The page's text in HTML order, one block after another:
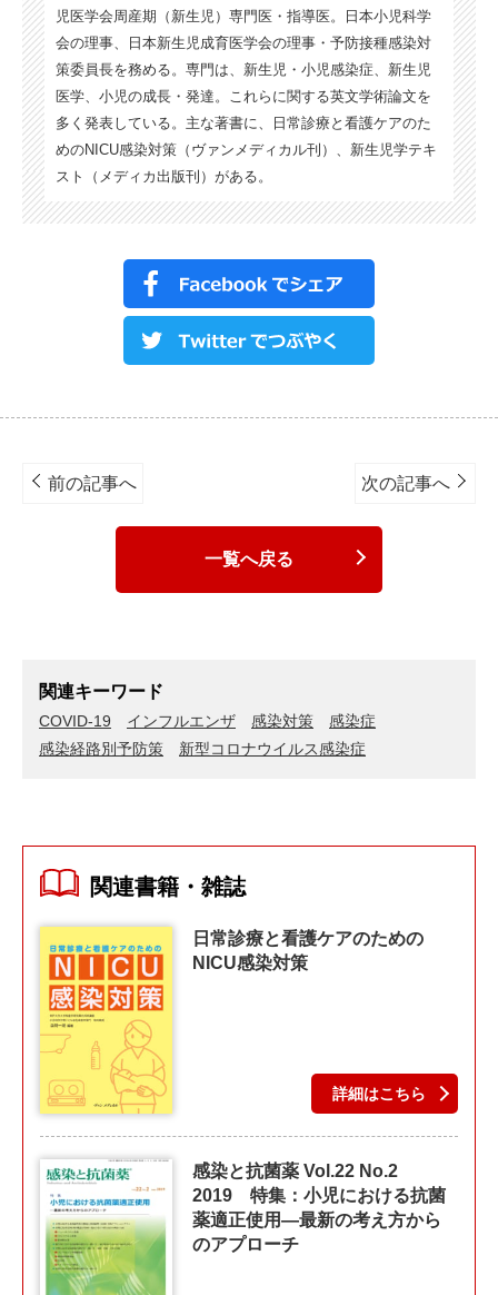
児医学会周産期（新生児）専門医・指導医。日本小児科学
会の理事、日本新生児成育医学会の理事・予防接種感染対
策委員長を務める。専門は、新生児・小児感染症、新生児
医学、小児の成長・発達。これらに関する英文学術論文を
多く発表している。主な著書に、日常診療と看護ケアのた
めのNICU感染対策（ヴァンメディカル刊）、新生児学テキ
スト（メディカ出版刊）がある。
navigation
前の記事へ 次の記事へ
一覧へ戻る
関連キーワード
COVID-19 インフルエンザ 感染対策
感染症
感染経路別予防策
新型コロナウイルス感染症
関連書籍・雑誌
日常診療と看護ケアのための
NICU感染対策
詳細はこちら
感染と抗菌薬 Vol.22 No.2
2019 特集：小児における抗菌
薬適正使用―最新の考え方から
のアプローチ